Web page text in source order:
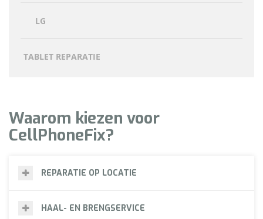
LG
TABLET REPARATIE
Waarom kiezen voor
CellPhoneFix?
REPARATIE OP LOCATIE
HAAL- EN BRENGSERVICE